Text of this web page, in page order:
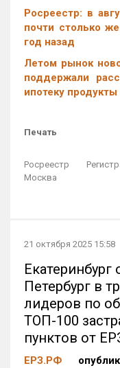
Росреестр: в
почти столько
год назад
Летом рынок
поддержали
ипотеку продукты
Печать
Росреестр
Москва
21 октября 2025 15:58
Петербург в
лидеров по
ТОП-100
пунктов от
ЕРЗ.РФ